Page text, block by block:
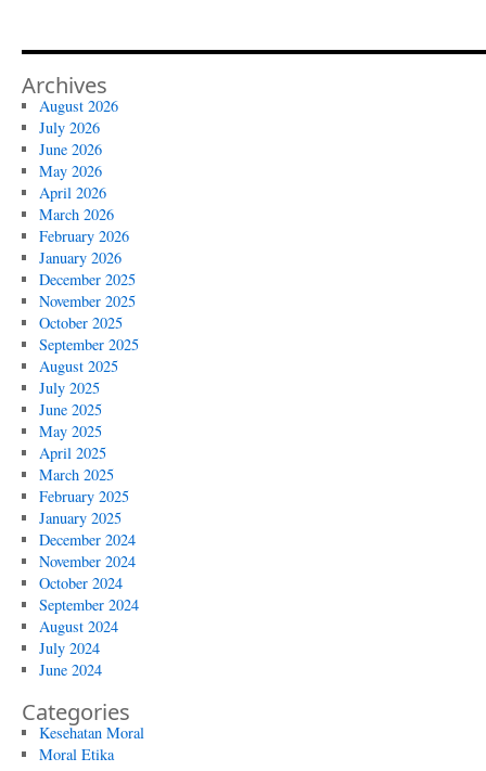
Archives
August 2026
July 2026
June 2026
May 2026
April 2026
March 2026
February 2026
January 2026
December 2025
November 2025
October 2025
September 2025
August 2025
July 2025
June 2025
May 2025
April 2025
March 2025
February 2025
January 2025
December 2024
November 2024
October 2024
September 2024
August 2024
July 2024
June 2024
Categories
Kesehatan Moral
Moral Etika